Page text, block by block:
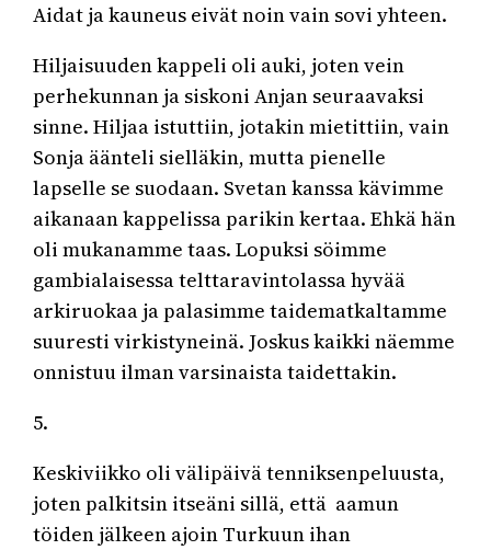
Aidat ja kauneus eivät noin vain sovi yhteen.
Hiljaisuuden kappeli oli auki, joten vein
perhekunnan ja siskoni Anjan seuraavaksi
sinne. Hiljaa istuttiin, jotakin mietittiin, vain
Sonja äänteli sielläkin, mutta pienelle
lapselle se suodaan. Svetan kanssa kävimme
aikanaan kappelissa parikin kertaa. Ehkä hän
oli mukanamme taas. Lopuksi söimme
gambialaisessa telttaravintolassa hyvää
arkiruokaa ja palasimme taidematkaltamme
suuresti virkistyneinä. Joskus kaikki näemme
onnistuu ilman varsinaista taidettakin.
5.
Keskiviikko oli välipäivä tenniksenpeluusta,
joten palkitsin itseäni sillä, että aamun
töiden jälkeen ajoin Turkuun ihan